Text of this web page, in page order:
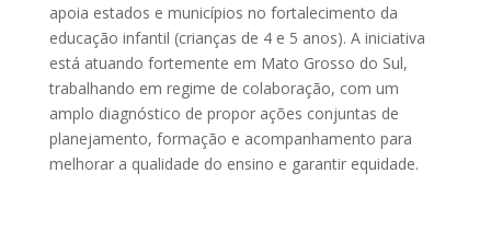
apoia estados e municípios no fortalecimento da
educação infantil (crianças de 4 e 5 anos). A iniciativa
está atuando fortemente em Mato Grosso do Sul,
trabalhando em regime de colaboração, com um
amplo diagnóstico de propor ações conjuntas de
planejamento, formação e acompanhamento para
melhorar a qualidade do ensino e garantir equidade.